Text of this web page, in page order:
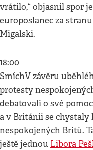
vrátilo,“ objasnil spor
europoslanec za
Migalski.
18:00
SmíchV závěru
protesty
debatovali o své
a v Británii se
nespokojených Britů.
ještě jednou Libora